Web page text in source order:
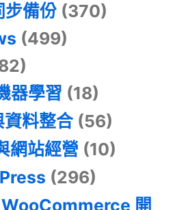
備份 (370)
(499)
器學習 (18)
料整合(56)
網站經營 (10)
(296)
WooCommerce 開